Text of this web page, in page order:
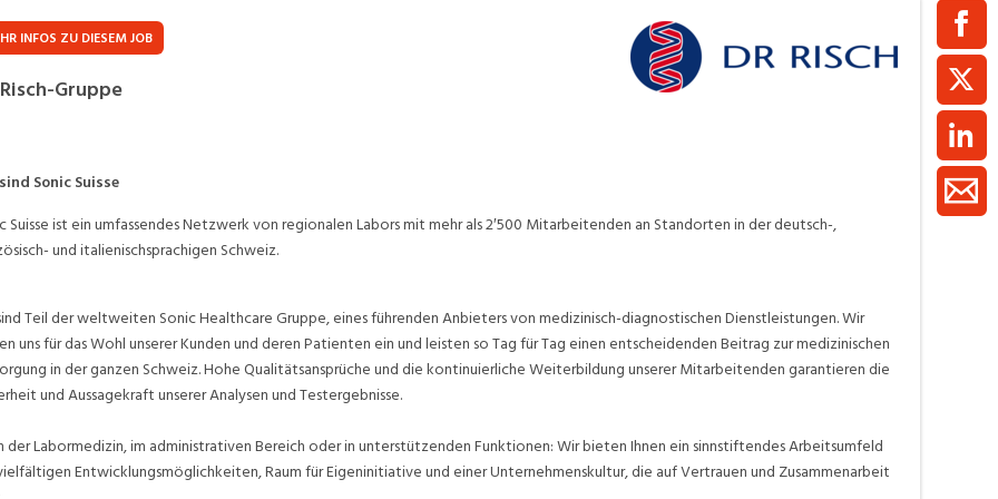
Controlling, Treuhand,
Facility Management,
Elektronik, Optik Medizin, Gesundheitswesen,
INFOS ZU DIESEM JOB
Gruppe
Sonic Suisse
Suisse ist ein umfassendes Netzwerk von regionalen Labors mit mehr als 2′500 Mitarbeitenden an Standorten in der deutsch-,
und italienischsprachigen Schweiz.
Teil der weltweiten Sonic Healthcare Gruppe, eines führenden Anbieters von medizinisch-diagnostischen Dienstleistungen. Wir
uns für das Wohl unserer Kunden und deren Patienten ein und leisten so Tag für Tag einen entscheidenden Beitrag zur medizinischen
in der ganzen Schweiz. Hohe Qualitätsansprüche und die kontinuierliche Weiterbildung unserer Mitarbeitenden garantieren die
und Aussagekraft unserer Analysen und Testergebnisse.
der Labormedizin, im administrativen Bereich oder in unterstützenden Funktionen: Wir bieten Ihnen ein sinnstiftendes Arbeitsumfeld
Entwicklungsmöglichkeiten, Raum für Eigeninitiative und einer Unternehmenskultur, die auf Vertrauen und Zusammenarbeit